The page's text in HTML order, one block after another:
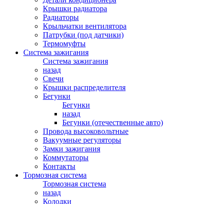
Крышки радиатора
Радиаторы
Крыльчатки вентилятора
Патрубки (под датчики)
Термомуфты
Система зажигания
Система зажигания
назад
Свечи
Крышки распределителя
Бегунки
Бегунки
назад
Бегунки (отечественные авто)
Провода высоковольтные
Вакуумные регуляторы
Замки зажигания
Коммутаторы
Контакты
Тормозная система
Тормозная система
назад
Колодки